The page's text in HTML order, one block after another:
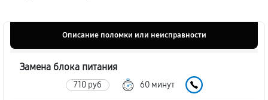
Описание поломки или неисправности
Замена блока питания
710 руб 60 минут